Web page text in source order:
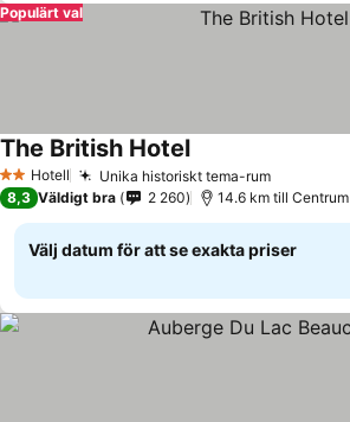
Populärt val
2 Stjärnor
Hotell Unika historiskt tema-rumSe priser
The British HotelSe priser
8,3 Väldigt bra 2 260 14.6 km till Centrum
Välj datum för att se exakta priser